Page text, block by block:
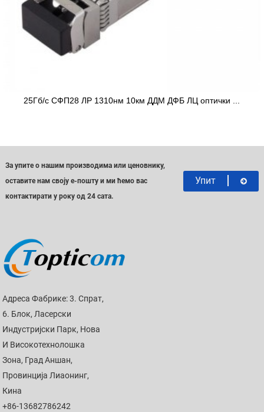
25Гб/с СФП28 ЛР 1310нм 10км ДДМ ДФБ ЛЦ оптички ...
За упите о нашим производима или ценовнику,
оставите нам своју е-пошту и ми ћемо вас
контактирати у року од 24 сата.
Упит
Адреса Фабрике: 3. Спрат,
6. Блок, Ласерски
Индустријски Парк, Нова
И Високотехнолошка
Зона, Град Аншан,
Провинција Лиаонинг,
Кина
+86-13682786242